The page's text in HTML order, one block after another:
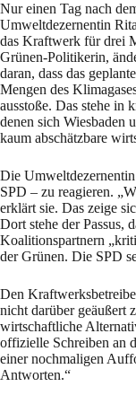
Nur einen Tag nach
Umweltdezernentin
das Kraftwerk für drei
Grünen-Politikerin,
daran, dass das
Mengen des
ausstoße. Das stehe in
denen sich Wiesbaden
kaum abschätzbare
Die
SPD – zu reagieren.
erklärt sie. Das zeige
Dort stehe der Passus,
Koalitionspartnern
der Grünen. Die SPD
Den
nicht darüber geäußert
wirtschaftliche
offizielle Schreiben an
einer nochmaligen
Antworten.“